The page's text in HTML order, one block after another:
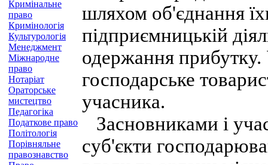
Кримінальне
право
Кримінологія
Культурологія
Менеджмент
Міжнародне
право
Нотаріат
Ораторське
мистецтво
Педагогіка
Податкове право
Політологія
Порівняльне
правознавство
шляхом об'єднання
підприємницькій
одержання
господарське
учасника.
Засновниками і
суб'єкти